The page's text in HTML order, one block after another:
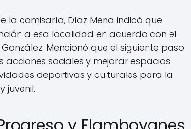
la comisaría, Díaz Mena indicó que
a esa localidad en acuerdo con el
Mencionó que el siguiente paso
acciones sociales y mejorar espacios
deportivas y culturales para la
juvenil.